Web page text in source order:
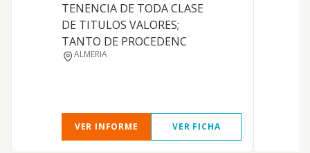
TENENCIA DE TODA CLASE
DE TITULOS VALORES;
TANTO DE PROCEDENC
ALMERIA
VER INFORME VER FICHA